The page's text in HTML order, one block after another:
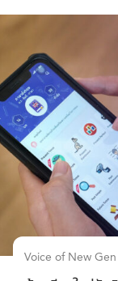
Voice of New Gen